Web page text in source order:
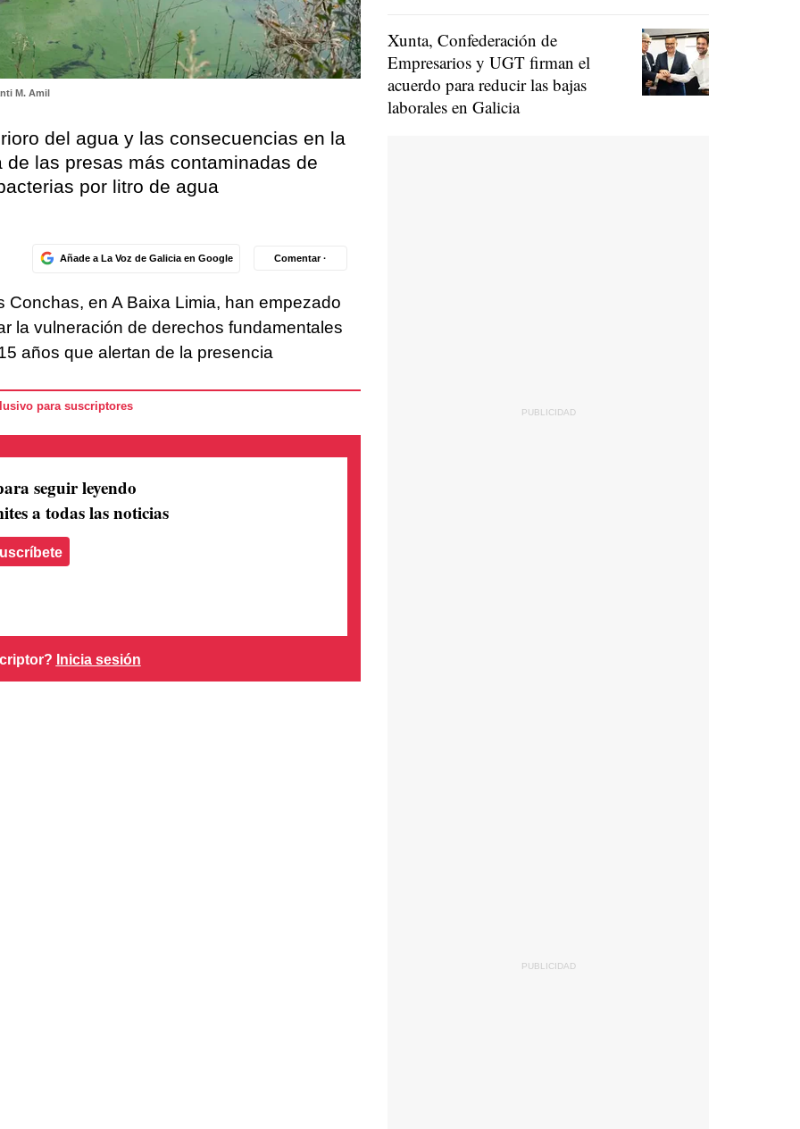
M. Amil
del agua y las consecuencias en la
las presas más contaminadas de
por litro de agua
Añade a La Voz de Galicia en Google Comentar ·
Conchas, en A Baixa Limia, han empezado
la vulneración de derechos fundamentales
años que alertan de la presencia
para suscriptores
seguir leyendo
a todas las noticias
Inicia sesión
Xunta, Confederación de
Empresarios y UGT firman el
acuerdo para reducir las bajas
laborales en Galicia